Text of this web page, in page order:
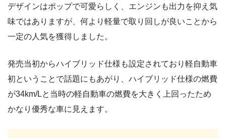
デザインはポップで可愛らしく、エンジンも出力を抑え気
味ではありますが、何より軽量で取り回しが良いことから
一定の人気を獲得しました。
発売当初からハイブリッド仕様も設定されており軽自動車
初ということで話題にもあがり、ハイブリッド仕様の燃費
が34km/Lと当時の軽自動車の燃費を大きく上回ったため
かなり優秀な車に見えます。